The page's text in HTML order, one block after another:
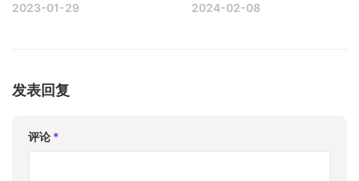
2023-01-29
2024-02-08
发表回复
评论 *